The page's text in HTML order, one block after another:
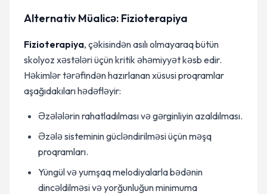
Alternativ Müalicə: Fizioterapiya
Fizioterapiya, çəkisindən asılı olmayaraq bütün
skolyoz xəstələri üçün kritik əhəmiyyət kəsb edir.
Həkimlər tərəfindən hazırlanan xüsusi proqramlar
aşağıdakıları hədəfləyir:
Əzələlərin rahatladılması və gərginliyin azaldılması.
Əzələ sisteminin gücləndirilməsi üçün məşq
proqramları.
Yüngül və yumşaq melodiyalarla bədənin
dincəldilməsi və yorğunluğun minimuma